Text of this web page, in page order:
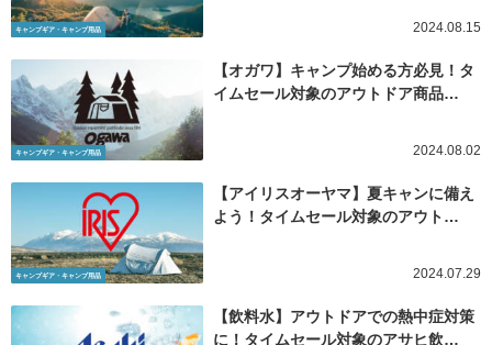
キャンプギア・キャンプ用品 2024.08.15
キャンプギア・キャンプ用品
【オガワ】キャンプ始める方必見！タ
イムセール対象のアウトドア商品…
2024.08.02
キャンプギア・キャンプ用品
【アイリスオーヤマ】夏キャンに備え
よう！タイムセール対象のアウト…
2024.07.29
【飲料水】アウトドアでの熱中症対策
に！タイムセール対象のアサヒ飲…